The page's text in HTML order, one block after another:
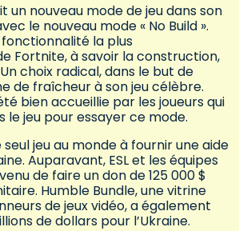
un nouveau mode de jeu dans son
le nouveau mode « No Build ».
la plus
Fortnite, à savoir la construction,
choix radical, dans le but de
de fraîcheur à son jeu célèbre.
bien accueillie par les joueurs qui
le jeu pour essayer ce mode.
seul jeu au monde à fournir une aide
Auparavant, ESL et les équipes
de faire un don de 125 000 $
Humble Bundle, une vitrine
de jeux vidéo, a également
de dollars pour l’Ukraine.